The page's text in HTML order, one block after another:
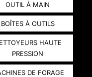
OUTIL À MAIN
BOÎTES À OUTILS
HAUTE
PRESSION
DE FORAGE